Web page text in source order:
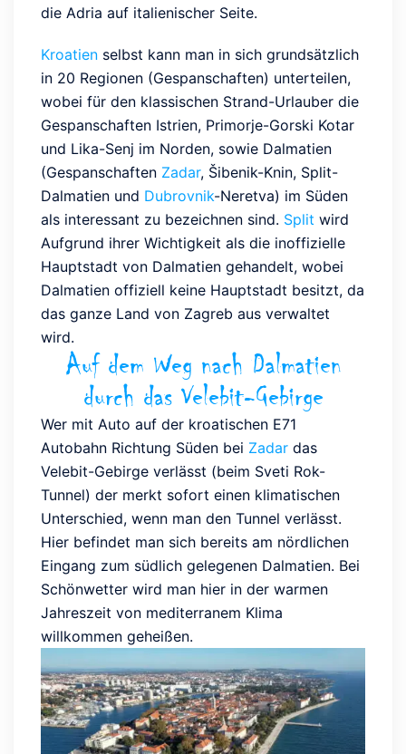
die Adria auf italienischer Seite.
Kroatien selbst kann man in sich grundsätzlich
in 20 Regionen (Gespanschaften) unterteilen,
wobei für den klassischen Strand-Urlauber die
Gespanschaften Istrien, Primorje-Gorski Kotar
und Lika-Senj im Norden, sowie Dalmatien
(Gespanschaften Zadar, Šibenik-Knin, Split-
Dalmatien und Dubrovnik-Neretva) im Süden
als interessant zu bezeichnen sind. Split wird
Aufgrund ihrer Wichtigkeit als die inoffizielle
Hauptstadt von Dalmatien gehandelt, wobei
Dalmatien offiziell keine Hauptstadt besitzt, da
das ganze Land von Zagreb aus verwaltet
wird.
Auf dem Weg nach Dalmatien
durch das Velebit-Gebirge
Wer mit Auto auf der kroatischen E71
Autobahn Richtung Süden bei Zadar das
Velebit-Gebirge verlässt (beim Sveti Rok-
Tunnel) der merkt sofort einen klimatischen
Unterschied, wenn man den Tunnel verlässt.
Hier befindet man sich bereits am nördlichen
Eingang zum südlich gelegenen Dalmatien. Bei
Schönwetter wird man hier in der warmen
Jahreszeit von mediterranem Klima
willkommen geheißen.